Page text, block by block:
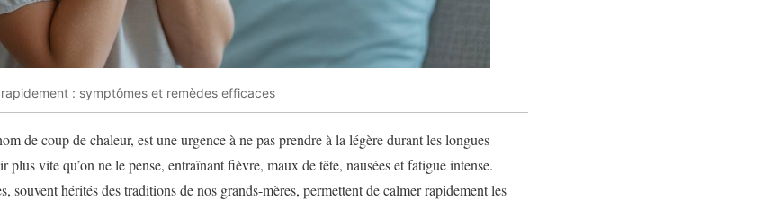
: symptômes et remèdes efficaces
de coup de chaleur, est une urgence à ne pas prendre à la légère durant les longues
plus vite qu’on ne le pense, entraînant fièvre, maux de tête, nausées et fatigue intense.
souvent hérités des traditions de nos grands-mères, permettent de calmer rapidement les